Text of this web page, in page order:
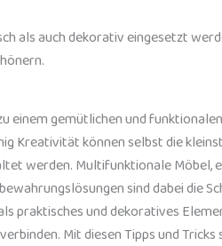
als auch dekorativ eingesetzt
einem gemütlichen und
Kreativität können selbst die
werden. Multifunktionale Möbel,
sind dabei die
praktisches und dekoratives
Mit diesen Tipps und Tricks